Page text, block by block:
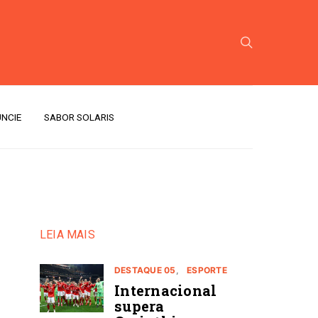
SABOR SOLARIS
LEIA MAIS
DESTAQUE 05 ESPORTE
Internacional
supera